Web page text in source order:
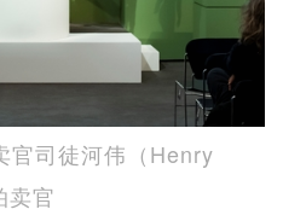
官司徒河伟（Henry
卖官